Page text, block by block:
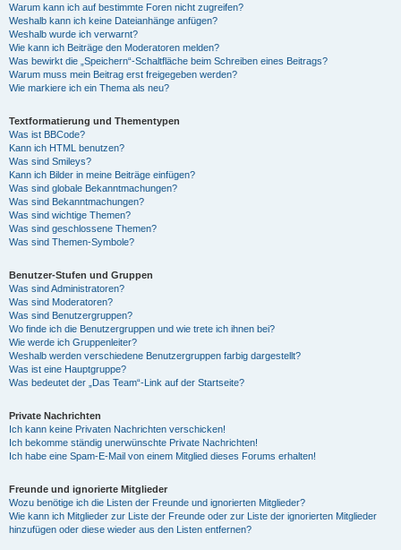
Warum kann ich auf bestimmte Foren nicht zugreifen?
Weshalb kann ich keine Dateianhänge anfügen?
Weshalb wurde ich verwarnt?
Wie kann ich Beiträge den Moderatoren melden?
Was bewirkt die „Speichern“-Schaltfläche beim Schreiben eines Beitrags?
Warum muss mein Beitrag erst freigegeben werden?
Wie markiere ich ein Thema als neu?
Textformatierung und Thementypen
Was ist BBCode?
Kann ich HTML benutzen?
Was sind Smileys?
Kann ich Bilder in meine Beiträge einfügen?
Was sind globale Bekanntmachungen?
Was sind Bekanntmachungen?
Was sind wichtige Themen?
Was sind geschlossene Themen?
Was sind Themen-Symbole?
Benutzer-Stufen und Gruppen
Was sind Administratoren?
Was sind Moderatoren?
Was sind Benutzergruppen?
Wo finde ich die Benutzergruppen und wie trete ich ihnen bei?
Wie werde ich Gruppenleiter?
Weshalb werden verschiedene Benutzergruppen farbig dargestellt?
Was ist eine Hauptgruppe?
Was bedeutet der „Das Team“-Link auf der Startseite?
Private Nachrichten
Ich kann keine Privaten Nachrichten verschicken!
Ich bekomme ständig unerwünschte Private Nachrichten!
Ich habe eine Spam-E-Mail von einem Mitglied dieses Forums erhalten!
Freunde und ignorierte Mitglieder
Wozu benötige ich die Listen der Freunde und ignorierten Mitglieder?
Wie kann ich Mitglieder zur Liste der Freunde oder zur Liste der ignorierten Mitglieder
hinzufügen oder diese wieder aus den Listen entfernen?